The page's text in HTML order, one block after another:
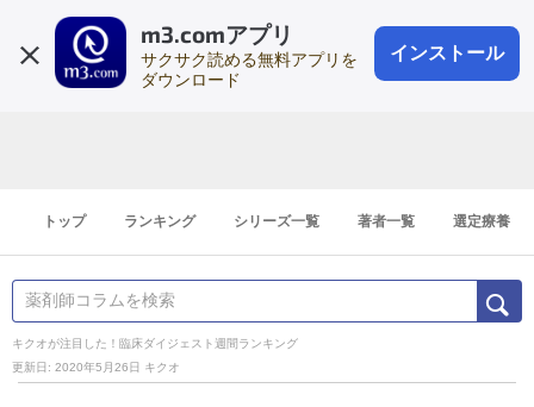
m3.comアプリ
サクサク読める無料アプリを
ダウンロード
インストール
会員登録
登録1分
トップ ランキング シリーズ一覧 著者一覧 選定療養
キクオが注目した！臨床ダイジェスト週間ランキング
更新日: 2020年5月26日
キクオ